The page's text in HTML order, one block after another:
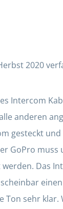
2020
Intercom
anderen
gesteckt
GoPro muss
werden. Das
Ton sehr